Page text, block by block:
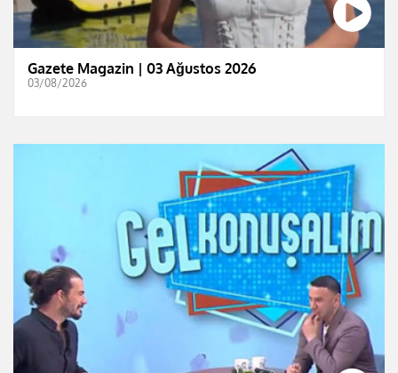
Gazete Magazin | 03 Ağustos 2026
03/08/2026